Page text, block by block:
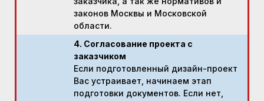
законов Москвы и Московской
области.
4. Согласование проекта с
заказчиком
Если подготовленный дизайн-проект
Вас устраивает, начинаем этап
подготовки документов. Если нет,